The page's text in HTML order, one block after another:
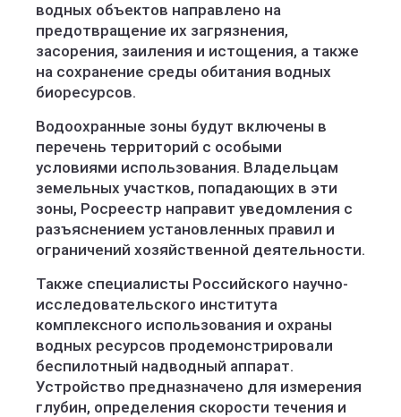
водных объектов направлено на
предотвращение их загрязнения,
засорения, заиления и истощения, а также
на сохранение среды обитания водных
биоресурсов.
Водоохранные зоны будут включены в
перечень территорий с особыми
условиями использования. Владельцам
земельных участков, попадающих в эти
зоны, Росреестр направит уведомления с
разъяснением установленных правил и
ограничений хозяйственной деятельности.
Также специалисты Российского научно-
исследовательского института
комплексного использования и охраны
водных ресурсов продемонстрировали
беспилотный надводный аппарат.
Устройство предназначено для измерения
глубин, определения скорости течения и